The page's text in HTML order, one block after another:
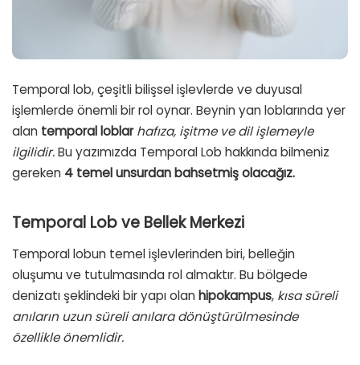
Temporal lob, çeşitli bilişsel işlevlerde ve duyusal
işlemlerde önemli bir rol oynar. Beynin yan loblarında yer
alan temporal loblar hafıza, işitme ve dil işlemeyle
ilgilidir.Bu yazımızda Temporal Lob hakkında bilmeniz
gereken 4 temel unsurdan bahsetmiş olacağız.
Temporal Lob ve Bellek Merkezi
Temporal lobun temel işlevlerinden biri, belleğin
oluşumu ve tutulmasında rol almaktır. Bu bölgede
denizatı şeklindeki bir yapı olan hipokampus, kısa süreli
anıların uzun süreli anılara dönüştürülmesinde
özellikle önemlidir.